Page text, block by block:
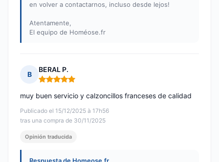
en volver a contactarnos, incluso desde lejos!
Atentamente,
El equipo de Homéose.fr
B
BERAL P.
Nota: 5 de 5
Publicado el 15/12/2025 à 17h56
tras una compra de 30/11/2025
muy buen servicio y calzoncillos franceses de calidad
Opinión traducida